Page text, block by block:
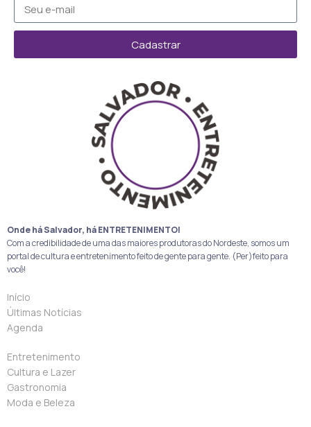
Cadastrar
Onde há Salvador, há ENTRETENIMENTO!
Com a credibilidade de uma das maiores produtoras do Nordeste, somos um
portal de cultura e entretenimento feito de gente para gente. (Per)feito para
você!
Início
Últimas Notícias
Agenda
Entretenimento
Cultura e Lazer
Gastronomia
Moda e Beleza